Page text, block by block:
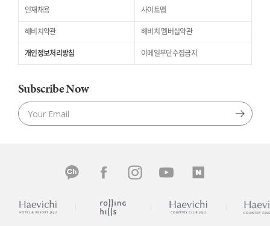
인재채용 사이트맵
해비치약관 해비치 멤버십약관
개인정보처리방침 이메일무단수집금지
Subscribe Now